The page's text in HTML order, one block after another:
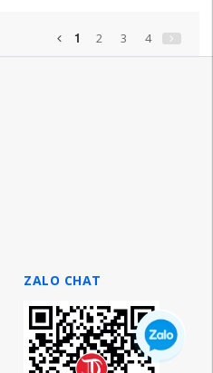
Điểm Chống Thấm Nước
tủ gương phòng tắm inox
1 2 3 4
ZALO CHAT